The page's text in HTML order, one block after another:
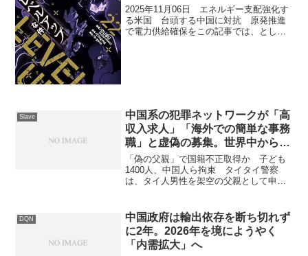
2025年11月06日 エネルギー支配強化す
る米国 台頭する中国に対抗 原発推進
で電力供給確保をこの記事では、とし、
Slave
中国系の犯罪ネットワークが「高
収入求人」「海外での簡単な事務
職」と虚偽の募集。世界中から生
活困窮者を集め、人身売買や監禁
状態に置いた上で特殊詐欺に従事
させる。国際的な社会問題に
「偽の父親」で国籍不正取得か 子ども
1400人、中国人ら拘束 タイタイ警察
は、タイ人男性を架空の父親として申請
発しました。中国人グループが主導し、
自治体役場や病院関...
DQN
中国政府は輸出依存を断ち切れず
に2年。2026年を境にようやく
「内需拡大」へ